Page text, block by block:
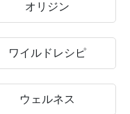
オリジン
ワイルドレシピ
ウェルネス